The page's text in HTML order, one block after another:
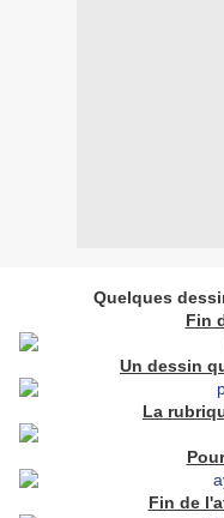
Quelques
Fin
Un dessin
La
Fin de